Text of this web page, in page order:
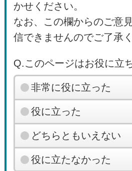
かせください。
なお、この欄からのご意
信できませんのでご了承
Q.このページはお役に立
非常に役に立った
役に立った
どちらともいえない
役に立たなかった